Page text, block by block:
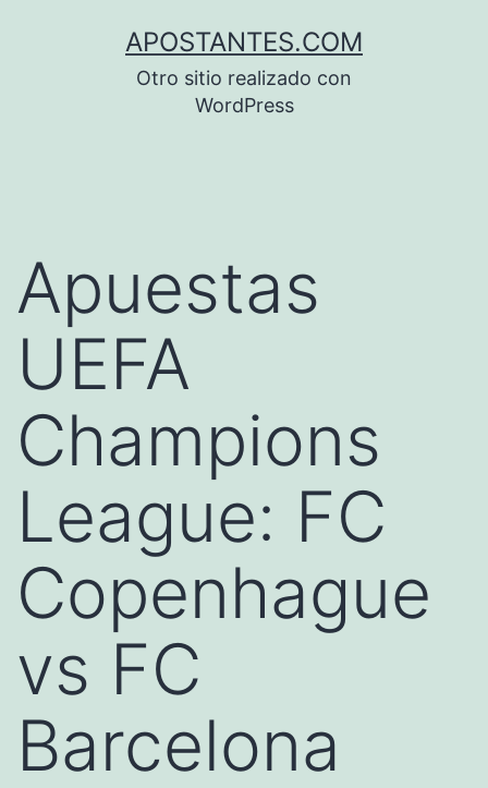
APOSTANTES.COM
Otro sitio realizado con
WordPress
Apuestas
UEFA
Champions
League: FC
Copenhague
vs FC
Barcelona